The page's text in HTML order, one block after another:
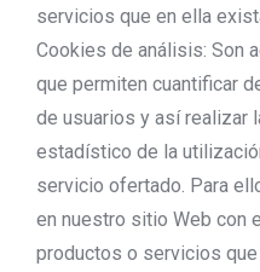
servicios que en ella
Cookies de análisis: Son
que permiten cuantificar
de usuarios y así realizar
estadístico de la
servicio ofertado. Para
en nuestro sitio Web con
productos o servicios